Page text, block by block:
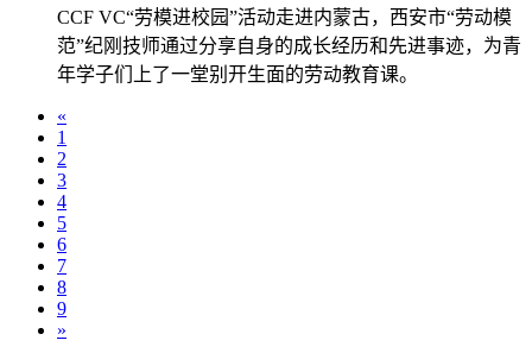
CCF VC“劳模进校园”活动走进内蒙古，西安市“劳动模
范”纪刚技师通过分享自身的成长经历和先进事迹，为青
年学子们上了一堂别开生面的劳动教育课。
«
1
2
3
4
5
6
7
8
9
»